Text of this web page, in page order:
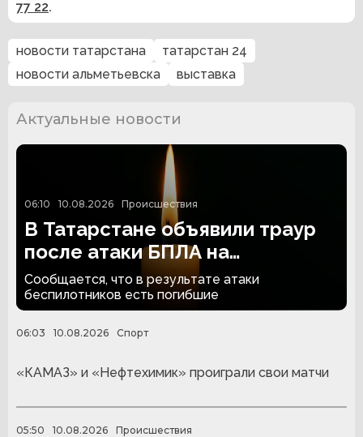
77 22.
новости татарстана
татарстан 24
новости альметьевска
выставка
Актуальные новости
06:10 10.08.2026 Происшествия
В Татарстане объявили траур
после атаки БПЛА на
Нижнекамск
Сообщается, что в результате атаки
беспилотников есть погибшие
06:03 10.08.2026 Спорт
«КАМАЗ» и «Нефтехимик» проиграли свои матчи
05:50 10.08.2026 Происшествия